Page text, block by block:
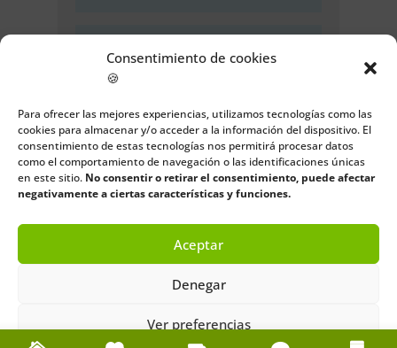
Consentimiento de cookies
🍪
Para ofrecer las mejores experiencias, utilizamos tecnologías como las
cookies para almacenar y/o acceder a la información del dispositivo. El
consentimiento de estas tecnologías nos permitirá procesar datos
como el comportamiento de navegación o las identificaciones únicas
en este sitio. No consentir o retirar el consentimiento, puede afectar
negativamente a ciertas características y funciones.
Aceptar
Denegar
Ver preferencias
electrónico y web en este navegador
para la próxima vez que comente.
Enviar comentario